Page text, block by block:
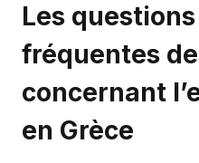
Les
fréquentes
concernant
en Grèce